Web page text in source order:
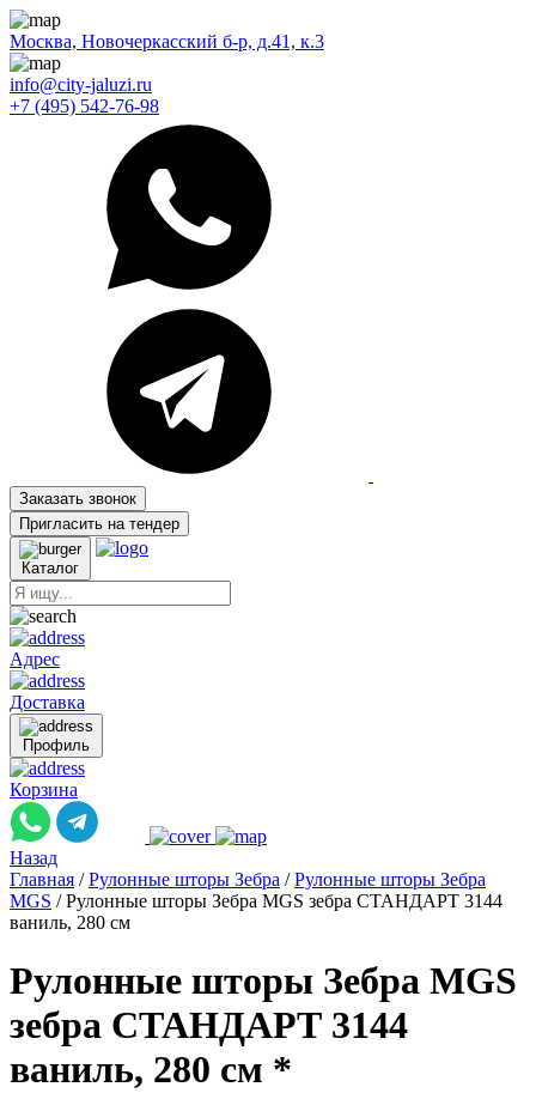
Москва, Новочеркасский б-р, д.41, к.3
info@city-jaluzi.ru
+7 (495) 542-76-98
Заказать звонок
Пригласить на тендер
Каталог
Адрес
Доставка
Профиль
Корзина
Назад
Главная / Рулонные шторы Зебра / Рулонные шторы Зебра
MGS / Рулонные шторы Зебра MGS зебра СТАНДАРТ 3144
ваниль, 280 см
Рулонные шторы Зебра MGS
зебра СТАНДАРТ 3144
ваниль, 280 см *